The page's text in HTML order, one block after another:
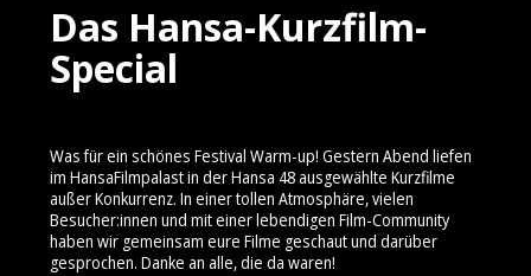
Das Hansa-Kurzfilm-
Special
Was für ein schönes Festival Warm-up! Gestern Abend liefen
im HansaFilmpalast in der Hansa 48 ausgewählte Kurzfilme
außer Konkurrenz. In einer tollen Atmosphäre, vielen
Besucher:innen und mit einer lebendigen Film-Community
haben wir gemeinsam eure Filme geschaut und darüber
gesprochen. Danke an alle, die da waren!